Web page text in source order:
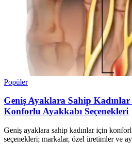
Popüler
Geniş Ayaklara Sahip
Konforlu Ayakkabı Seçenekleri
Geniş ayaklara sahip kadınlar için
seçenekleri; markalar, özel üretimler ve